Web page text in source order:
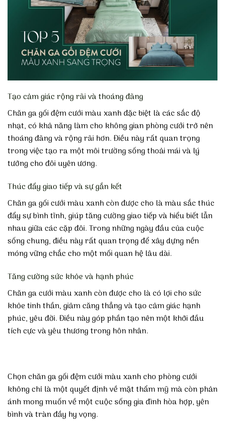
Tạo cảm giác rộng rãi và thoáng đãng
Chăn ga gối đệm cưới màu xanh đặc biệt là các sắc độ
nhạt, có khả năng làm cho không gian phòng cưới trở nên
thoáng đãng và rộng rãi hơn. Điều này rất quan trọng
trong việc tạo ra một môi trường sống thoải mái và lý
tưởng cho đôi uyên ương.
Thúc đẩy giao tiếp và sự gắn kết
Chăn ga gối cưới màu xanh còn được cho là màu sắc thúc
đẩy sự bình tĩnh, giúp tăng cường giao tiếp và hiểu biết lẫn
nhau giữa các cặp đôi. Trong những ngày đầu của cuộc
sống chung, điều này rất quan trọng để xây dựng nền
móng vững chắc cho một mối quan hệ lâu dài.
Tăng cường sức khỏe và hạnh phúc
Chăn ga cưới màu xanh còn được cho là có lợi cho sức
khỏe tinh thần, giảm căng thẳng và tạo cảm giác hạnh
phúc, yêu đời. Điều này góp phần tạo nên một khởi đầu
tích cực và yêu thương trong hôn nhân.
Chọn chăn ga gối đệm cưới màu xanh cho phòng cưới
không chỉ là một quyết định về mặt thẩm mỹ mà còn phản
ánh mong muốn về một cuộc sống gia đình hòa hợp, yên
bình và tràn đầy hy vọng.